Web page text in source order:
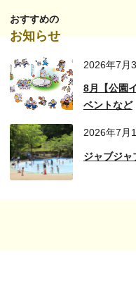
おすすめの
お知らせ
2026年7月
8月【公園
ベントなど
2026年7月
ジャブジャ